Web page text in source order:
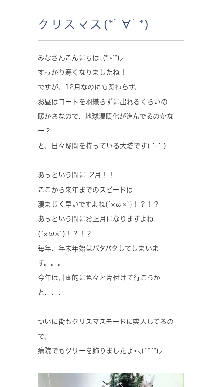
クリスマス(*ﾟ∀ﾟ*)
みなさんこんにちは‪⸜(*ˊᵕˋ*)⸝‬
すっかり寒くなりましたね！
ですが、12月なのにも関わらず、
お昼はコートを羽織らずに出れるくらいの
暖かさなので、地球温暖化が進んでるのかな
ー？
と、日々疑問を持っている大塔です( ˙-˙ )
あっという間に12月！！
ここから来年までのスピードは
凄まじく早いですよね(´×ω×`)！？！？
あっという間にお正月になりますよね
(´×ω×`)！？！？
毎年、年末年始はバタバタしてしまいま
す。。。
今年は計画的に色々と片付けて行こうか
と、、、
ついに街もクリスマスモードに突入してるの
で、
病院でもツリーを飾りましたよ⋆⸜(´˘`*)⸝